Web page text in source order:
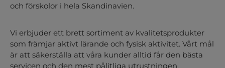
och förskolor i hela Skandinavien.
Vi erbjuder ett brett sortiment av kvalitetsprodukter
som främjar aktivt lärande och fysisk aktivitet. Vårt mål
är att säkerställa att våra kunder alltid får den bästa
servicen och den mest pålitliga utrustningen.